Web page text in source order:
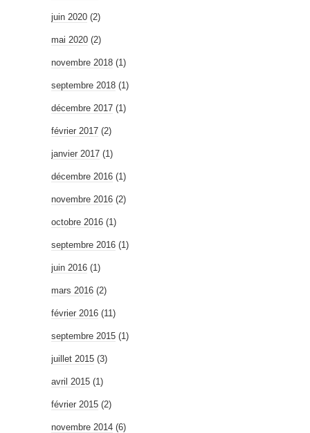
juin 2020 (2)
mai 2020 (2)
novembre 2018 (1)
septembre 2018 (1)
décembre 2017 (1)
février 2017 (2)
janvier 2017 (1)
décembre 2016 (1)
novembre 2016 (2)
octobre 2016 (1)
septembre 2016 (1)
juin 2016 (1)
mars 2016 (2)
février 2016 (11)
septembre 2015 (1)
juillet 2015 (3)
avril 2015 (1)
février 2015 (2)
novembre 2014 (6)